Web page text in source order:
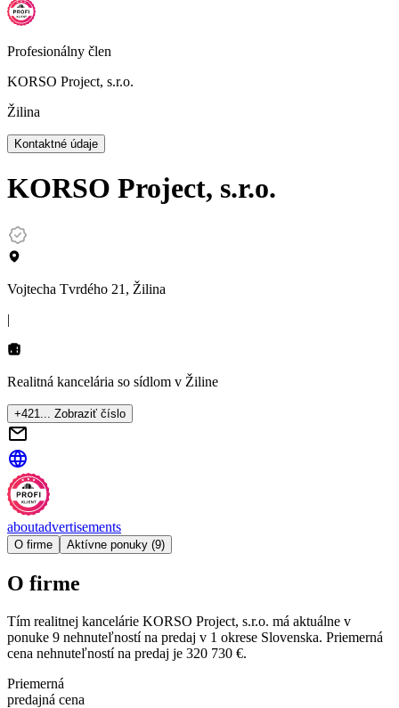
Profesionálny člen
KORSO Project, s.r.o.
Žilina
Kontaktné údaje
KORSO Project, s.r.o.
Vojtecha Tvrdého 21, Žilina
|
Realitná kancelária so sídlom v Žiline
+421... Zobraziť číslo
aboutadvertisements
O firme Aktívne ponuky (9)
O firme
Tím realitnej kancelárie KORSO Project, s.r.o. má aktuálne v
ponuke 9 nehnuteľnostína predaj v 1 okrese Slovenska. Priemerná
cena nehnuteľností na predaj je 320 730 €.
Priemerná
predajná cena